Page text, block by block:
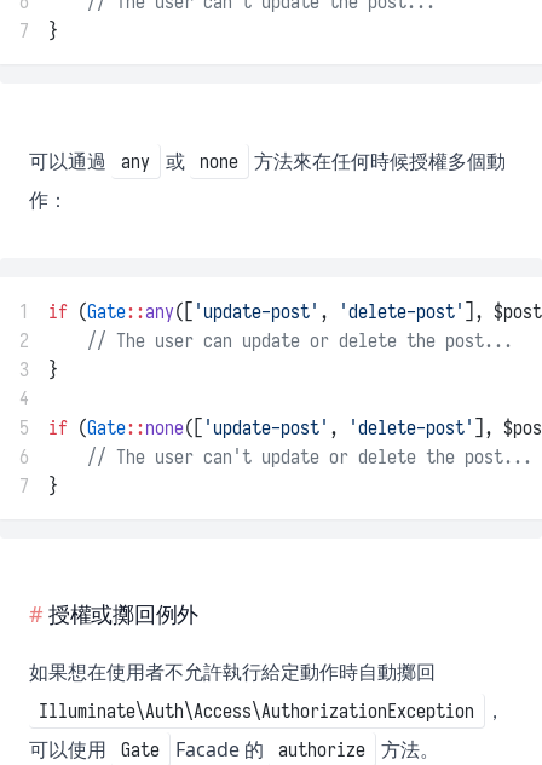
7
}
可以通過 any 或 none
方法來在任何時候授權多個動
作：
1 if (Gate::any([ 'update-post' , 'delete-post' ],
2
// The user can update or delete the post...
3
}
4
5
if (Gate::none([ 'update-post' , 'delete-post' ],
6
// The user can't update or delete the post...
7
}
授權或擲回例外
如果想在使用者不允許執行給定動作時自動擲回
Illuminate\Auth\Access\AuthorizationException
，
可以使用
Gate Facade 的 authorize 方法。